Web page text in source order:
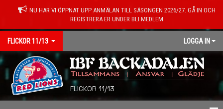
NU HAR VI ÖPPNAT UPP ANMÄLAN TILL SÄSONGEN 2026/27. GÅ IN OCH
REGISTRERA ER UNDER BLI MEDLEM
FLICKOR 11/13 LOGGA IN
FLICKOR 11/13